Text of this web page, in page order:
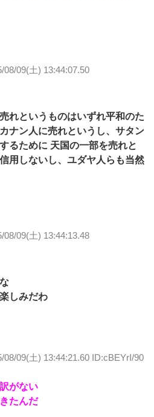
08/09(土) 13:44:07.50
れというものはいずれ平和のた
ナン人に売れというし、サタン
るために 天国の一部を売れと
用しないし、ユダヤ人らも当然
08/09(土) 13:44:13.48
しみだわ
08/09(土) 13:44:21.60 ID:cBEYrI/90
がない
たんだ